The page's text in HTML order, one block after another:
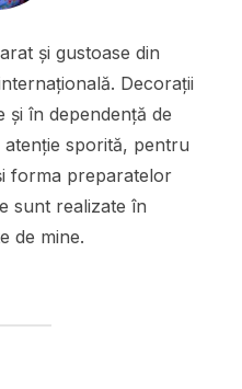
și gustoase din
Decorații
și în dependență de
sporită, pentru
forma preparatelor
sunt realizate în
de mine.